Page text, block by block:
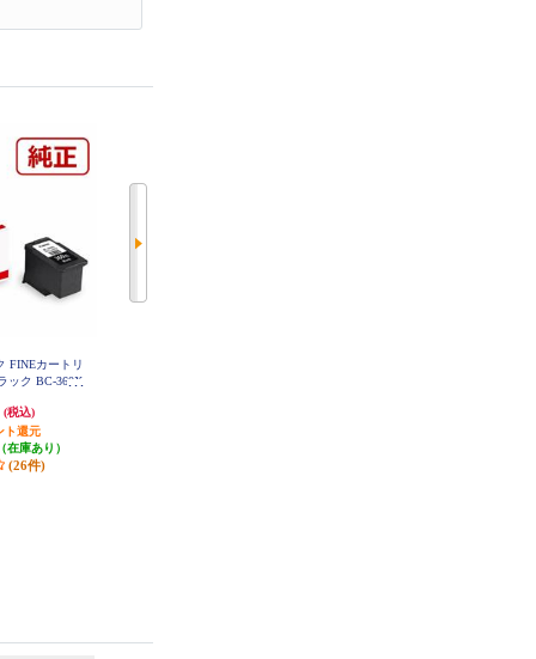
FINEカートリ
ック BC-360X
(税込)
ト還元
在庫あり）
(26件)